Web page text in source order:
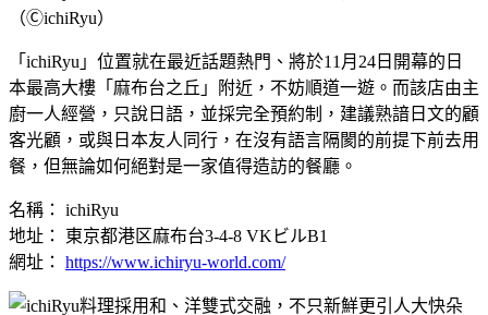
「ichiRyu」位置就在最近話題熱門、將於11月24日開幕的日
本最高大樓「麻布台之丘」附近，不妨順道一遊。而該店由主
廚一人經營，只說日語，並採完全預約制，建議熟諳日文的顧
客光顧，或與日本友人同行，在沒有語言隔閡的前提下前去用
餐，但無論如何絕對是一家值得造訪的餐廳。
名稱： ichiRyu
地址： 東京都港区麻布台3-4-8 VKビルB1
網址： https://www.ichiryu-world.com/